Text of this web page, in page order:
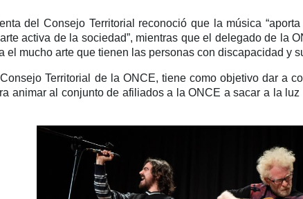
del Consejo Territorial reconoció que la música
activa de la sociedad”, mientras que el delegado de la
el mucho arte que tienen las personas con discapacidad y
Territorial de la ONCE, tiene como objetivo dar a
animar al conjunto de afiliados a la ONCE a sacar a la